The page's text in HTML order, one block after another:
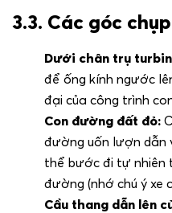
3.3. Các góc
Dưới chân trụ
để ống kính ngước
đại của công trình
Con đường đất đỏ:
đường uốn lượn dẫn
thể bước đi tự nhiên
đường (nhớ chú ý xe
Cầu thang dẫn lên